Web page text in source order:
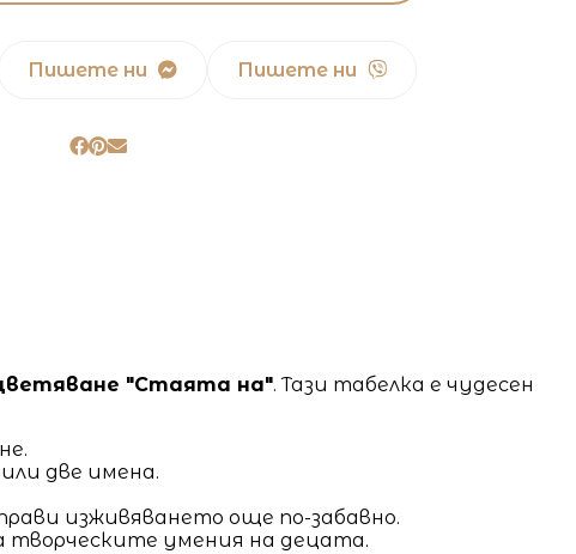
Пишете ни Пишете ни
"Стаята на". Тази табелка е чудесен
две имена.
изживяването още по-забавно.
творческите умения на децата.